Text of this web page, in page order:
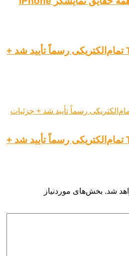
پایان انتظارها: آئودی TT تمام‌الکتریکی رسماً تأیید شد +
پایان انتظارها: آئودی TT تمام‌الکتریکی رسماً تأیید شد +
شد. بخش‌های موردنیاز